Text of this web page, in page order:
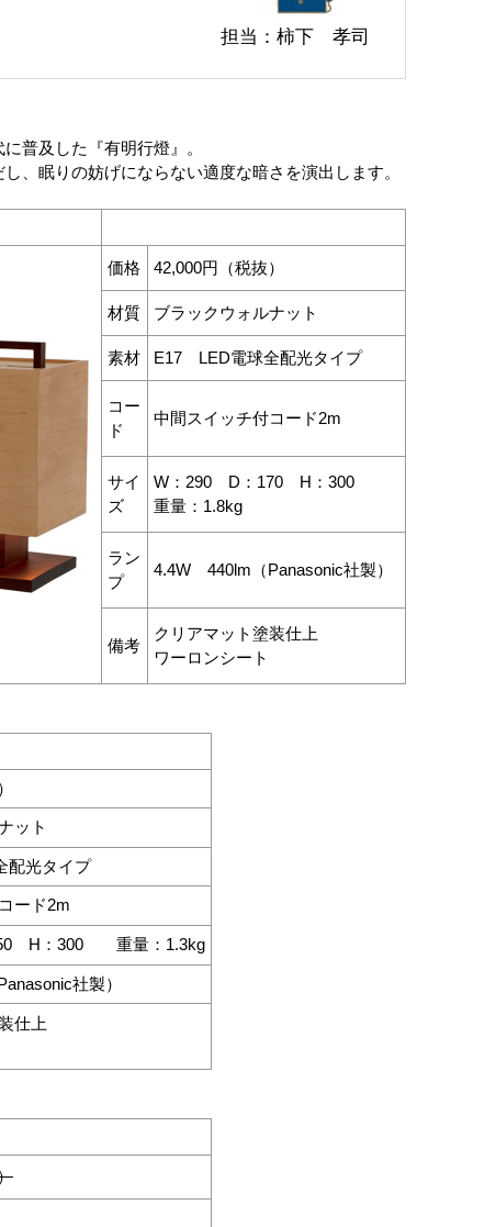
担当：柿下 孝司
普及した『有明行燈』。
、眠りの妨げにならない適度な暗さを演出します。
価格 42,000円（税抜）
材質 ブラックウォルナット
素材 E17 LED電球全配光タイプ
コー
ド
中間スイッチ付コード2m
サイ
ズ
W：290 D：170 H：300
重量：1.8kg
ラン
プ
4.4W 440lm（Panasonic社製）
備考
クリアマット塗装仕上
ワーロンシート
ット
光タイプ
ード2m
H：300 重量：1.3kg
社製）
仕上